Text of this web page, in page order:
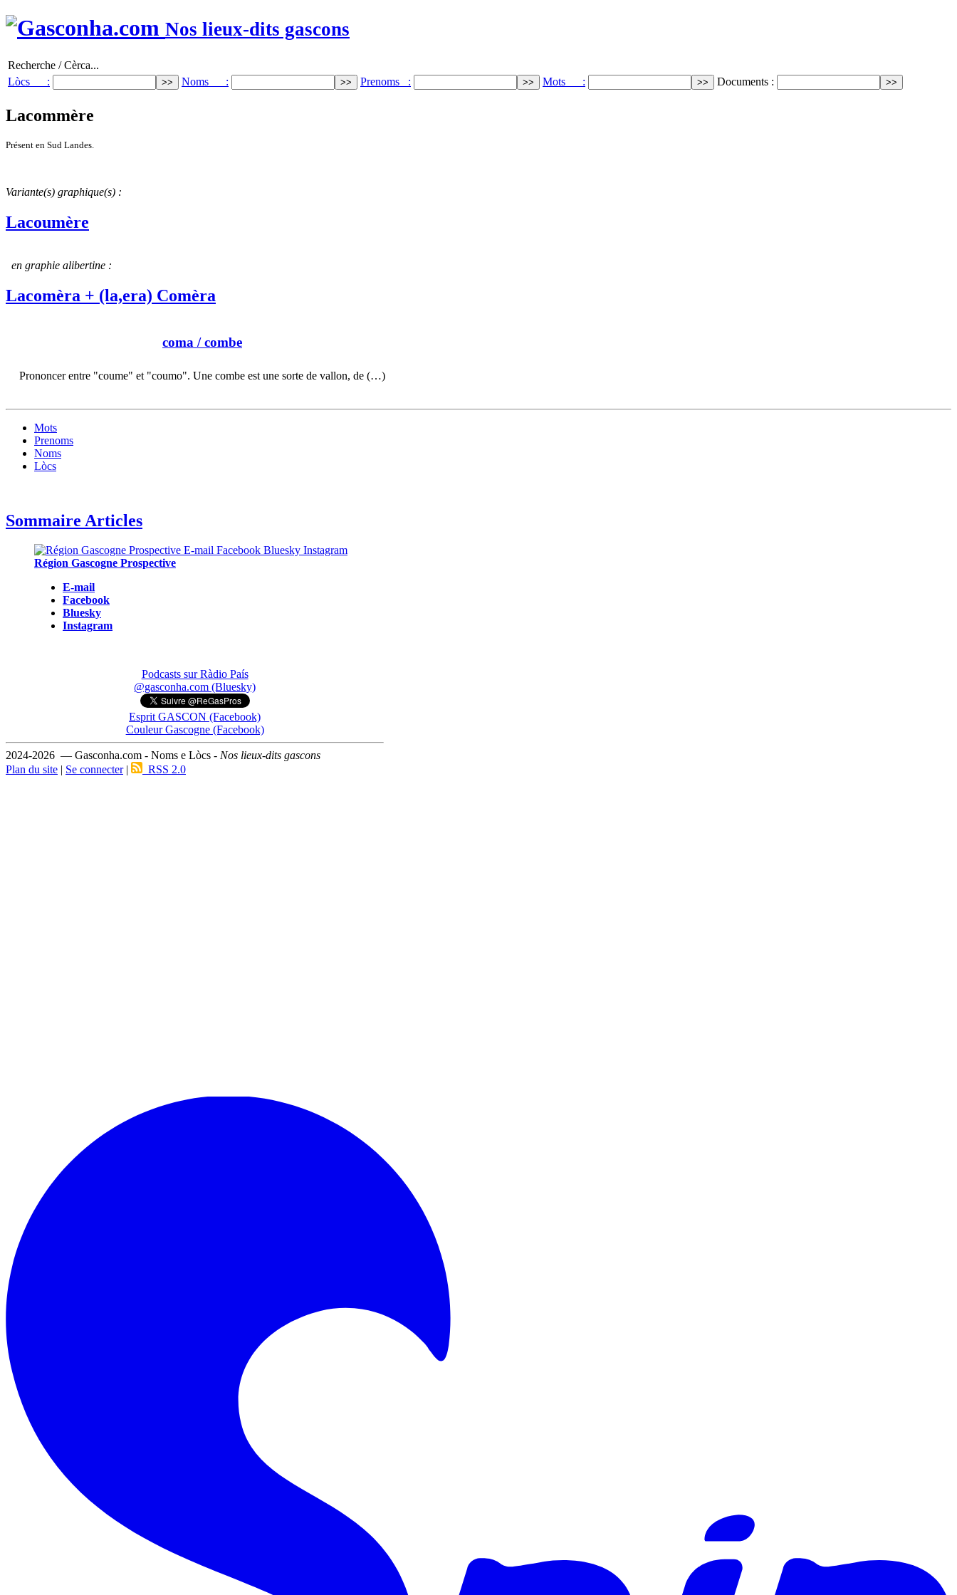
Nos lieux-dits gascons
Recherche / Cèrca...
Lòcs :
Noms : Prenoms : Mots : Documents :
Lacommère
Présent en Sud Landes.
Variante(s) graphique(s) :
Lacoumère
en graphie alibertine :
Lacomèra + (la,era) Comèra
coma / combe
Prononcer entre "coume" et "coumo". Une combe est une sorte de vallon, de (…)
Mots
Prenoms
Noms
Lòcs
Sommaire Articles
Région Gascogne Prospective
E-mail
Facebook
Bluesky
Instagram
Podcasts sur Ràdio País
@gasconha.com (Bluesky)
Esprit GASCON (Facebook)
Couleur Gascogne (Facebook)
2024-2026 — Gasconha.com - Noms e Lòcs - Nos lieux-dits gascons
Plan du site
Se connecter| RSS 2.0